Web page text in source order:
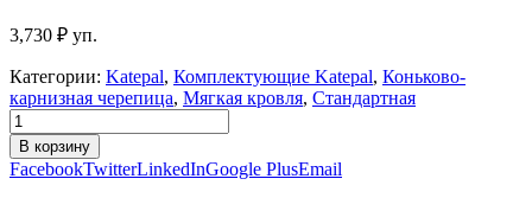
3,730 ₽ уп.
Категории: Katepal, Комплектующие Katepal, Коньково-
карнизная черепица, Мягкая кровля, Стандартная
В корзину
FacebookTwitterLinkedInGoogle PlusEmail